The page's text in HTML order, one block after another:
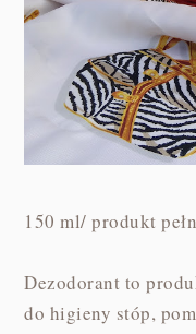
150 ml/ produkt
Dezodorant to
do higieny stóp,